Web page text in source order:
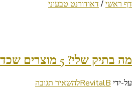
דף ראשי/ דאודורנט טבעוני
מה בתיק שלי? 5 מוצרים שכדאי להכניס לתיק
על-ידי RevitalBלהשאיר תגובהבנושא